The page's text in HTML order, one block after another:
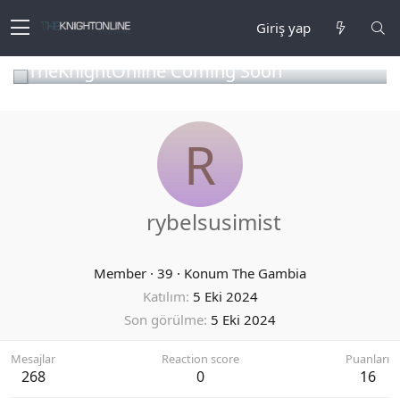
Giriş yap
TheKnightOnline Coming Soon
R
rybelsusimist
Member · 39 · Konum The Gambia
Katılım 5 Eki 2024
Son görülme 5 Eki 2024
Mesajlar
268
Reaction score
0
Puanları
16